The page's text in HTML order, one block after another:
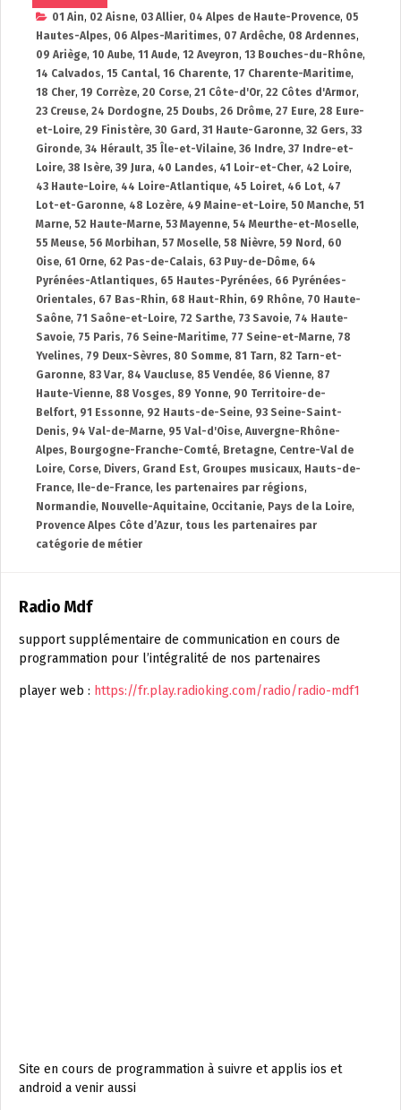
01 Ain, 02 Aisne, 03 Allier, 04 Alpes de Haute-Provence, 05
Hautes-Alpes, 06 Alpes-Maritimes, 07 Ardêche, 08 Ardennes,
09 Ariège, 10 Aube, 11 Aude, 12 Aveyron, 13 Bouches-du-Rhône,
14 Calvados, 15 Cantal, 16 Charente, 17 Charente-Maritime,
18 Cher, 19 Corrèze, 20 Corse, 21 Côte-d'Or, 22 Côtes d'Armor,
23 Creuse, 24 Dordogne, 25 Doubs, 26 Drôme, 27 Eure, 28 Eure-
et-Loire, 29 Finistère, 30 Gard , 31 Haute-Garonne, 32 Gers, 33
Gironde, 34 Hérault, 35 Île-et-Vilaine, 36 Indre, 37 Indre-et-
Loire, 38 Isère, 39 Jura, 40 Landes, 41 Loir-et-Cher, 42 Loire,
43 Haute-Loire, 44 Loire-Atlantique, 45 Loiret, 46 Lot, 47
Lot-et-Garonne, 48 Lozère, 49 Maine-et-Loire, 50 Manche, 51
Marne, 52 Haute-Marne, 53 Mayenne, 54 Meurthe-et-Moselle,
55 Meuse, 56 Morbihan, 57 Moselle, 58 Nièvre, 59 Nord , 60
Oise, 61 Orne, 62 Pas-de-Calais, 63 Puy-de-Dôme, 64
Pyrénées-Atlantiques, 65 Hautes-Pyrénées, 66 Pyrénées-
Orientales, 67 Bas-Rhin, 68 Haut-Rhin, 69 Rhône, 70 Haute-
Saône, 71 Saône-et-Loire, 72 Sarthe, 73 Savoie, 74 Haute-
Savoie, 75 Paris, 76 Seine-Maritime, 77 Seine-et-Marne, 78
Yvelines, 79 Deux-Sèvres, 80 Somme, 81 Tarn, 82 Tarn-et-
Garonne, 83 Var, 84 Vaucluse, 85 Vendée, 86 Vienne, 87
Haute-Vienne, 88 Vosges, 89 Yonne, 90 Territoire-de-
Belfort, 91 Essonne, 92 Hauts-de-Seine, 93 Seine-Saint-
Denis, 94 Val-de-Marne, 95 Val-d'Oise, Auvergne-Rhône-
Alpes, Bourgogne-Franche-Comté, Bretagne, Centre-Val de
Loire, Corse, Divers, Grand Est, Groupes musicaux, Hauts-de-
France, Ile-de-France, les partenaires par régions,
Normandie, Nouvelle-Aquitaine, Occitanie, Pays de la Loire,
Provence Alpes Côte d’Azur, tous les partenaires par
catégorie de métier
Radio Mdf
support supplémentaire de communication en cours de
programmation pour l’intégralité de nos partenaires
player web : https://fr.play.radioking.com/radio/radio-mdf1
Site en cours de programmation à suivre et applis ios et
android a venir aussi